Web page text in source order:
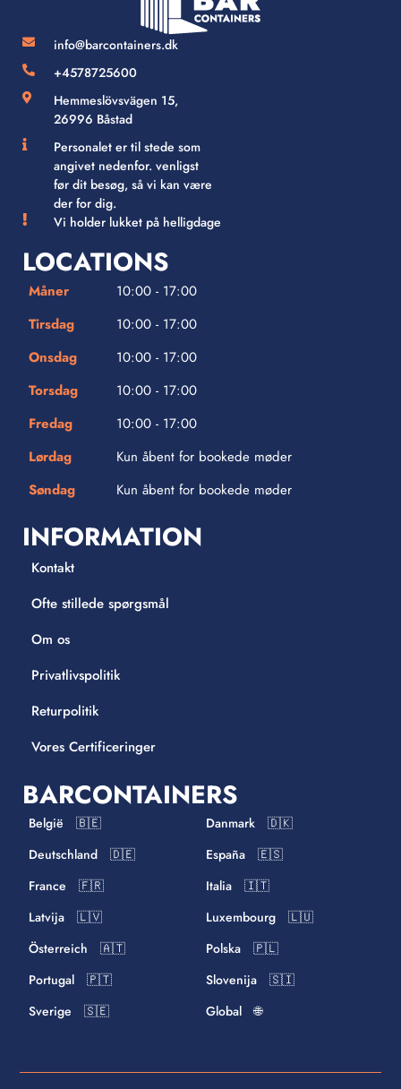
info@barcontainers.dk
+4578725600
Hemmeslövsvägen 15,
26996 Båstad
Personalet er til stede som
angivet nedenfor. venligst
før dit besøg, så vi kan være
der for dig.
Vi holder lukket på helligdage
LOCATIONS
Måner
10:00 - 17:00
Tirsdag
10:00 - 17:00
Onsdag
10:00 - 17:00
Torsdag
10:00 - 17:00
Fredag
10:00 - 17:00
Lørdag
Kun åbent for bookede møder
Søndag
Kun åbent for bookede møder
INFORMATION
Kontakt
Ofte stillede spørgsmål
Om os
Privatlivspolitik
Returpolitik
Vores Certificeringer
BARCONTAINERS
België 🇧🇪
Danmark 🇩🇰
Deutschland 🇩🇪
España 🇪🇸
France 🇫🇷
Italia 🇮🇹
Latvija 🇱🇻
Luxembourg 🇱🇺
Österreich 🇦🇹
Polska 🇵🇱
Portugal 🇵🇹
Slovenija 🇸🇮
Sverige 🇸🇪
Global 🌐